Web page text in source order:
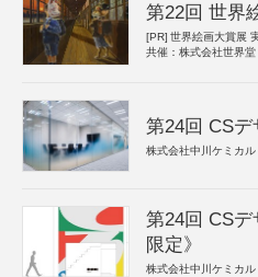
第22回 世界
[PR] 世界絵画大賞展
共催：株式会社世界堂
第24回 CS
株式会社中川ケミカル
第24回 CS
限定》
株式会社中川ケミカル